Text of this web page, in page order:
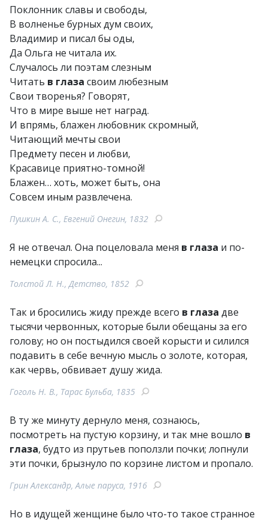
Поклонник славы и свободы,
В волненье бурных дум своих,
Владимир и писал бы оды,
Да Ольга не читала их.
Случалось ли поэтам слезным
Читать в глаза своим любезным
Свои творенья? Говорят,
Что в мире выше нет наград.
И впрямь, блажен любовник скромный,
Читающий мечты свои
Предмету песен и любви,
Красавице приятно-томной!
Блажен… хоть, может быть, она
Совсем иным развлечена.
Пушкин А. С., Евгений Онегин, 1832
Я не отвечал. Она поцеловала меня в глаза и по-
немецки спросила...
Толстой Л. Н., Детство, 1852
Так и бросились жиду прежде всего в глаза две
тысячи червонных, которые были обещаны за его
голову; но он постыдился своей корысти и силился
подавить в себе вечную мысль о золоте, которая,
как червь, обвивает душу жида.
Гоголь Н. В., Тарас Бульба, 1835
В ту же минуту дернуло меня, сознаюсь,
посмотреть на пустую корзину, и так мне вошло в
глаза, будто из прутьев поползли почки; лопнули
эти почки, брызнуло по корзине листом и пропало.
Грин Александр, Алые паруса, 1916
Но в идущей женщине было что-то такое странное